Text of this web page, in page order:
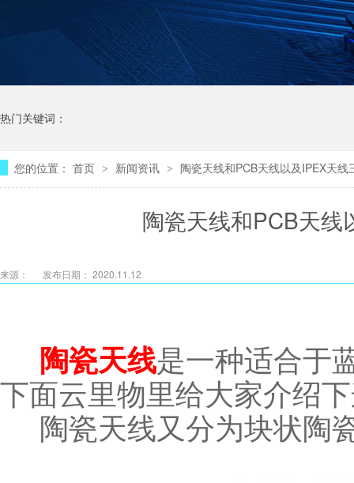
热门关键词：
您的位置： 首页 > 新闻资讯 > 陶瓷天线和PCB天线以及IPEX天线
陶瓷天线和PCB天线
来源： 发布日期： 2020.11.12
陶瓷天线是一种适合于
下面云里物里给大家介绍
陶瓷天线又分为块状陶